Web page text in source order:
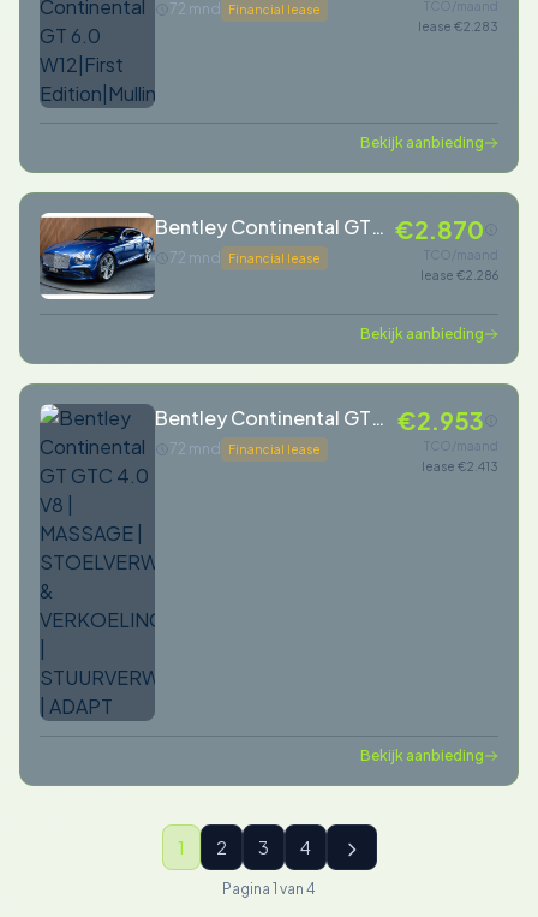
6.0 W12|First
72 mnd Financial lease
TCO/maand
lease €2.283
Bekijk aanbieding
Bentley Continental GT
6.0 W12
72 mnd Financial lease
€2.870
TCO/maand
lease €2.286
Bekijk aanbieding
Bentley Continental GT
GTC 4.0 V8 | MASSAGE |
72 mnd Financial lease
€2.953
TCO/maand
lease €2.413
Bekijk aanbieding
1 2 3 4
Pagina 1 van 4